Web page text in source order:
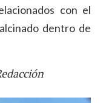
con el
dentro de